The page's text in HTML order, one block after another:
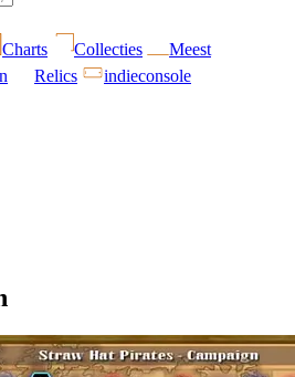
Charts Collecties
Meest
Relics
indieconsole